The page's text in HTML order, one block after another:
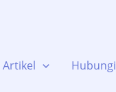
Artikel Hubungi